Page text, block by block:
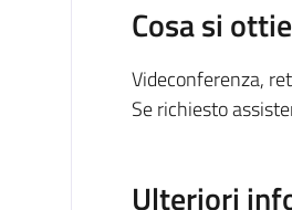
Cosa si
Videconferenza,
Se richiesto
Ulteriori